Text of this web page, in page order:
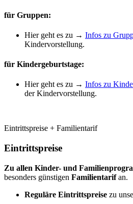
für Gruppen:
Hier geht es zu → Infos zu
Kindervorstellung.
für Kindergeburtstage:
Hier geht es zu → Infos zu
der Kindervorstellung.
Eintrittspreise + Familientarif
Eintrittspreise
Zu allen Kinder- und
besonders günstigen Familientarifan.
Reguläre Eintrittspreise zu